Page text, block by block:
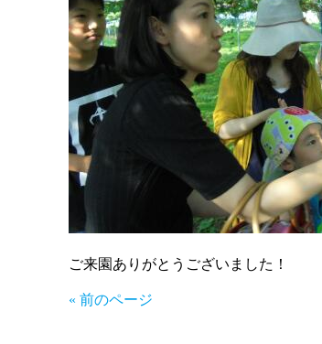
ご来園ありがとうございました！
« 前のページ